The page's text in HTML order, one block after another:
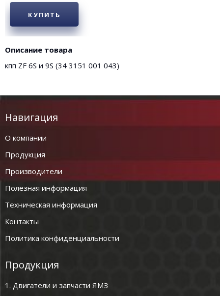
КУПИТЬ
Описание товара
кпп ZF 6S и 9S (34 3151 001 043)
Навигация
О компании
Продукция
Производители
Полезная информация
Техническая информация
Контакты
Политика конфиденциальности
Продукция
1. Двигатели и запчасти ЯМЗ